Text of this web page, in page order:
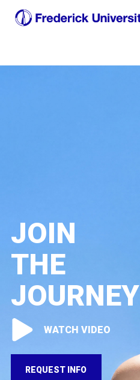
JOIN
THE
JOURNEY
WATCH VIDEO
REQUEST INFO